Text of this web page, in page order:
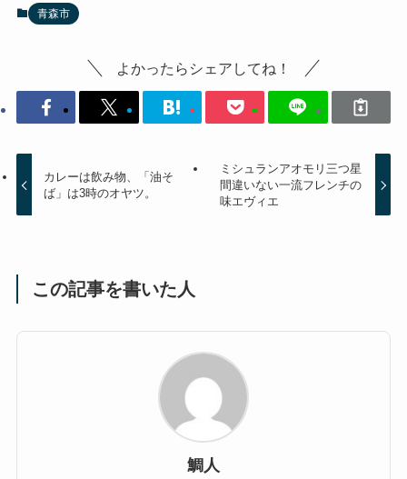
青森市
よかったらシェアしてね！
カレーは飲み物、「油そ
ば」は3時のオヤツ。
ミシュランアオモリ三つ星
間違いない一流フレンチの
味エヴィエ
この記事を書いた人
鯛人